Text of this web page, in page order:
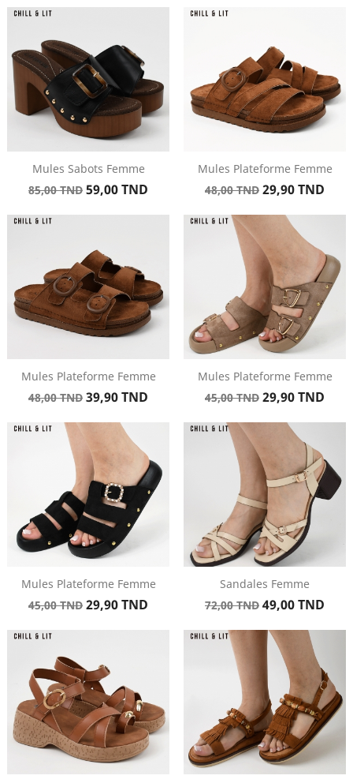
base
base
Mules Sabots Femme
Prix
base
85,00 TND Prix
59,00 TND
Mules Plateforme Femme
Prix
base
48,00 TND Prix
29,90 TND
Mules Plateforme Femme
Prix
base
48,00 TND Prix
39,90 TND
Mules Plateforme Femme
Prix
base
45,00 TND Prix
29,90 TND
Mules Plateforme Femme
Prix
base
45,00 TND Prix
29,90 TND
Sandales Femme
Prix
base
72,00 TND Prix
49,00 TND